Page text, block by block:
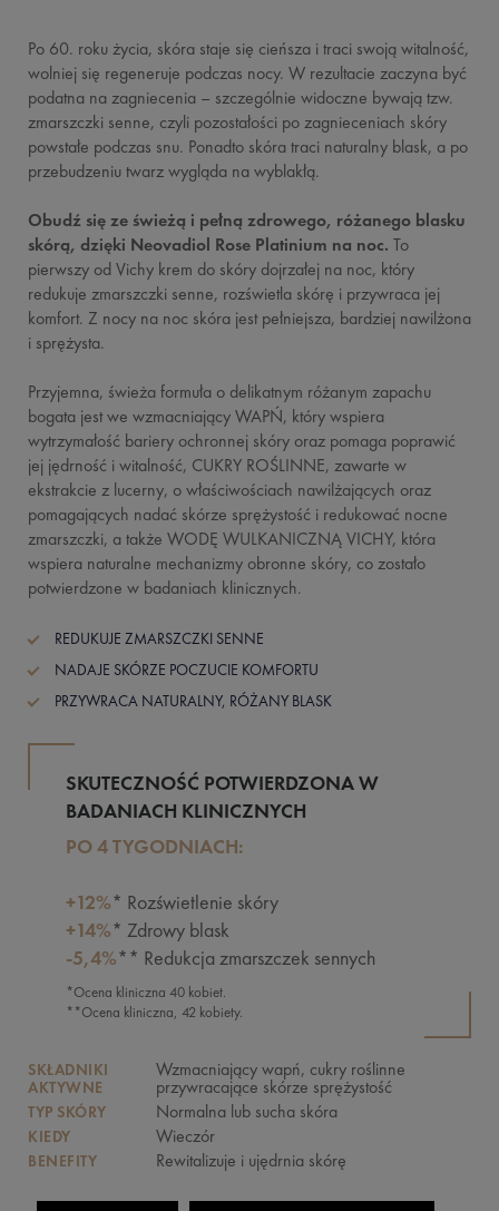
Po 60. roku życia, skóra staje się cieńsza i traci swoją witalność,
wolniej się regeneruje podczas nocy. W rezultacie zaczyna być
podatna na zagniecenia – szczególnie widoczne bywają tzw.
zmarszczki senne, czyli pozostałości po zagnieceniach skóry
powstałe podczas snu. Ponadto skóra traci naturalny blask, a po
przebudzeniu twarz wygląda na wyblakłą.
Obudź się ze świeżą i pełną zdrowego, różanego blasku
skórą, dzięki Neovadiol Rose Platinium na noc. To
pierwszy od Vichy krem do skóry dojrzałej na noc, który
redukuje zmarszczki senne, rozświetla skórę i przywraca jej
komfort. Z nocy na noc skóra jest pełniejsza, bardziej nawilżona
i sprężysta.
Przyjemna, świeża formuła o delikatnym różanym zapachu
bogata jest we wzmacniający WAPŃ, który wspiera
wytrzymałość bariery ochronnej skóry oraz pomaga poprawić
jej jędrność i witalność, CUKRY ROŚLINNE, zawarte w
ekstrakcie z lucerny, o właściwościach nawilżających oraz
pomagających nadać skórze sprężystość i redukować nocne
zmarszczki, a także WODĘ WULKANICZNĄ VICHY, która
wspiera naturalne mechanizmy obronne skóry, co zostało
potwierdzone w badaniach klinicznych.
REDUKUJE ZMARSZCZKI SENNE
NADAJE SKÓRZE POCZUCIE KOMFORTU
PRZYWRACA NATURALNY, RÓŻANY BLASK
SKUTECZNOŚĆ POTWIERDZONA W
BADANIACH KLINICZNYCH
PO 4 TYGODNIACH:
+12%* Rozświetlenie skóry
+14%* Zdrowy blask
-5,4%** Redukcja zmarszczek sennych
*Ocena kliniczna 40 kobiet.
**Ocena kliniczna, 42 kobiety.
SKŁADNIKI
AKTYWNE
Wzmacniający wapń, cukry roślinne
przywracające skórze sprężystość
TYP SKÓRY Normalna lub sucha skóra
KIEDY Wieczór
BENEFITY Rewitalizuje i ujędrnia skórę